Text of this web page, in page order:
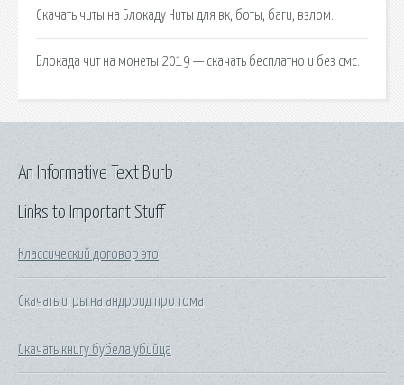
Скачать читы на Блокаду Читы для вк, боты, баги, взлом.
Блокада чит на монеты 2019 — скачать бесплатно и без смс.
Links to Important Stuff
Классический договор это
Скачать игры на андроид про тома
Скачать книгу бубела убийца
An Informative Text Blurb